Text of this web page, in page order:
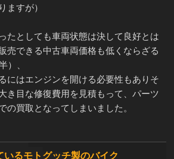
ますが）
たとしても車両状態は決して良好とは
売できる中古車両価格も低くならざる
）、
にはエンジンを開ける必要性もありそ
き目な修復費用を見積もって、パーツ
の買取となってしまいました。
るモトグッチ製のバイク